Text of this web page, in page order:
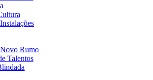
Rumo
Talentos